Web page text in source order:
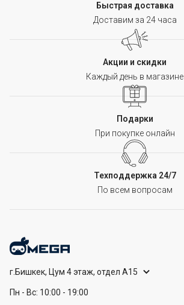
Быстрая доставка
Доставим за 24 часа
Акции и скидки
Каждый день в магазине
Подарки
При покупке онлайн
Техподдержка 24/7
По всем вопросам
г.Бишкек, Цум 4 этаж, отдел А15
Пн - Вс: 10:00 - 19:00